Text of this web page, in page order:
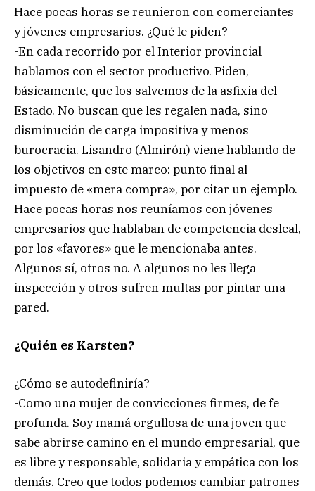
Hace pocas horas se reunieron con comerciantes
y jóvenes empresarios. ¿Qué le piden?
-En cada recorrido por el Interior provincial
hablamos con el sector productivo. Piden,
básicamente, que los salvemos de la asfixia del
Estado. No buscan que les regalen nada, sino
disminución de carga impositiva y menos
burocracia. Lisandro (Almirón) viene hablando de
los objetivos en este marco: punto final al
impuesto de «mera compra», por citar un ejemplo.
Hace pocas horas nos reuníamos con jóvenes
empresarios que hablaban de competencia desleal,
por los «favores» que le mencionaba antes.
Algunos sí, otros no. A algunos no les llega
inspección y otros sufren multas por pintar una
pared.
¿Quién es Karsten?
¿Cómo se autodefiniría?
-Como una mujer de convicciones firmes, de fe
profunda. Soy mamá orgullosa de una joven que
sabe abrirse camino en el mundo empresarial, que
es libre y responsable, solidaria y empática con los
demás. Creo que todos podemos cambiar patrones